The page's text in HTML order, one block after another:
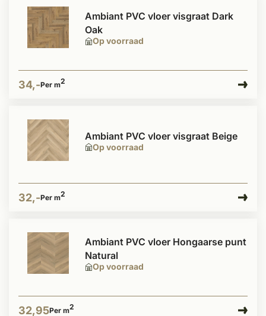
Op voorraad
Ambiant PVC vloer visgraat Dark
Oak
34,-Per m2
Op voorraad
Ambiant PVC vloer visgraat Beige
32,-Per m2
Op voorraad
Ambiant PVC vloer Hongaarse punt
Natural
32,95Per m2